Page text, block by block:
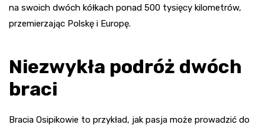
na swoich dwóch kółkach ponad 500 tysięcy kilometrów,
przemierzając Polskę i Europę.
Niezwykła podróż dwóch
braci
Bracia Osipikowie to przykład, jak pasja może prowadzić do